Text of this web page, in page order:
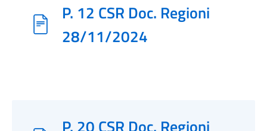
P. 12 CSR Doc. Regioni
28/11/2024
P. 20 CSR Doc. Regioni